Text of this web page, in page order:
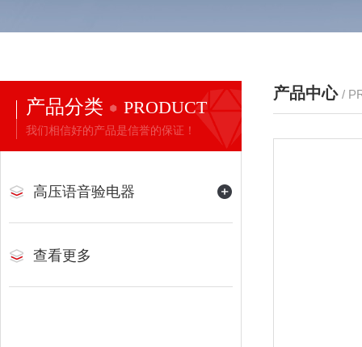
产品分类 PRODUCT
我们相信好的产品是信誉的保证！
高压语音验电器
查看更多
产品中心 /